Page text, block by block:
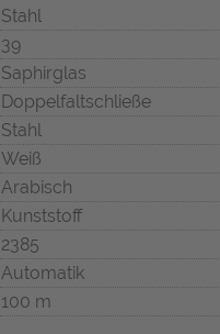
Stahl
39
Saphirglas
Doppelfaltschließe
Stahl
Weiß
Arabisch
Kunststoff
2385
Automatik
100 m